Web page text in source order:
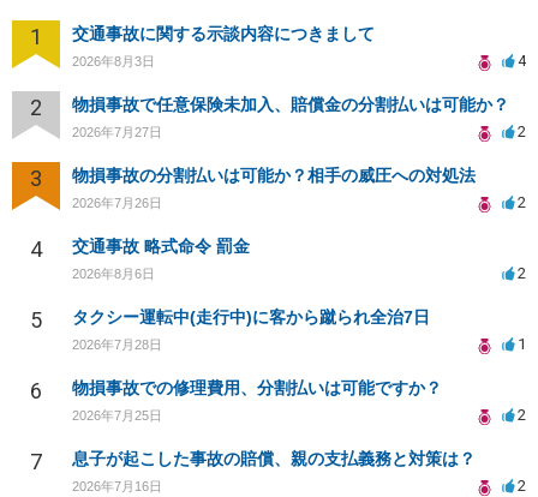
1 交通事故に関する示談内容につきまして
2026年8月3日 4
2 物損事故で任意保険未加入、賠償金の分割払いは可能か？
2026年7月27日 2
3 物損事故の分割払いは可能か？相手の威圧への対処法
2026年7月26日 2
4 交通事故 略式命令 罰金
2026年8月6日 2
5 タクシー運転中(走行中)に客から蹴られ全治7日
2026年7月28日 1
6 物損事故での修理費用、分割払いは可能ですか？
2026年7月25日 2
7 息子が起こした事故の賠償、親の支払義務と対策は？
2026年7月16日 2